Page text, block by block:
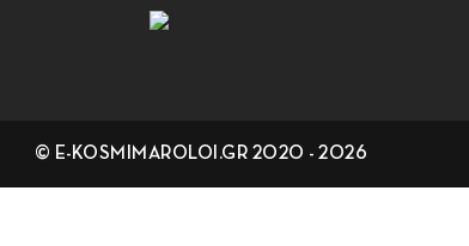
© E-KOSMIMAROLOI.GR 2020 - 2026